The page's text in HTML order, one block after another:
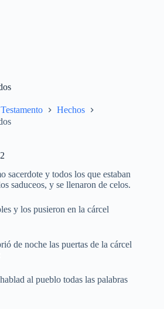
Hechos
sacerdote y todos los que estaban
saduceos, y se llenaron de celos.
y los pusieron en la cárcel
de noche las puertas de la cárcel
al pueblo todas las palabras